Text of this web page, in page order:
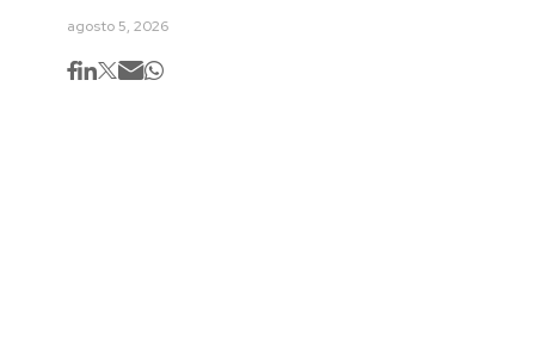
agosto 5, 2026